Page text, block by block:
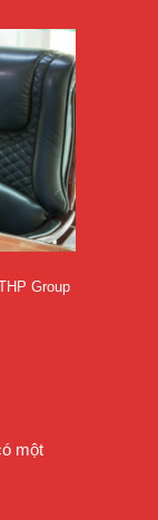
Group
một